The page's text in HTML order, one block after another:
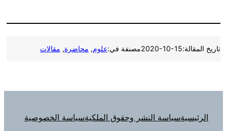
تاريخ المقالة:2020-10-15مصنفة في:علوم, محاضرة, مقالات
الرئيسيةسياسة النشر وحقوق الملكيةسياسة الخصوصية